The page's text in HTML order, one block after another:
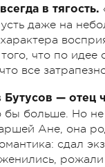
в тягость.
даже на
того, что по
все
Бутусов — отец
бы больше. Но
Ане, она
сдал